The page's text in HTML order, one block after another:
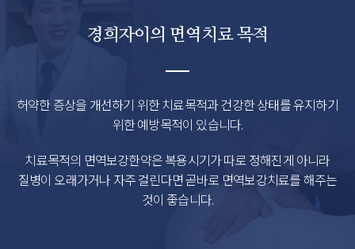
경희자이의 면역치료 목적
허약한 증상을 개선하기 위한 치료목적과 건강한 상태를 유지하기
위한 예방목적이 있습니다.
치료목적의 면역보강한약은 복용시기가 따로 정해진게 아니라
질병이 오래가거나 자주 걸린다면 곧바로 면역보강치료를 해주는
것이 좋습니다.